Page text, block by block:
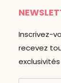
Inscrivez-
recevez